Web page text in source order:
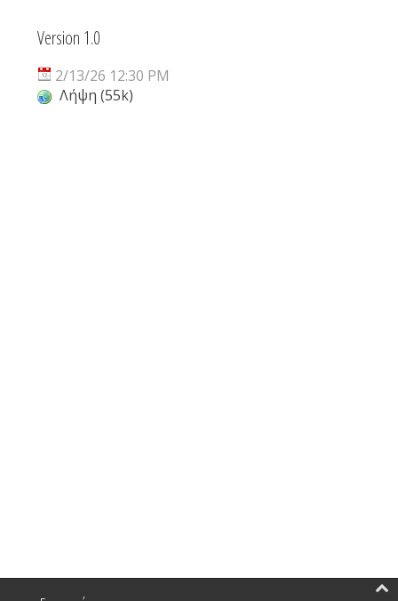
Version 1.0
2/13/26 12:30 PM
Λήψη (55k)